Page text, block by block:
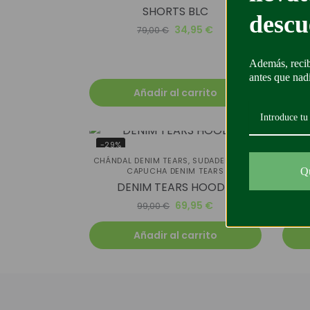
SHORTS BLC
79,00€ 34,95 €
Añadir al carrito
-29%
CHÁNDAL DENIM TEARS, SUDADERA CON
CAPUCHA DENIM TEARS
DENIM TEARS HOODIE
99,00€ 69,95 €
Añadir al carrito
Además,
antes que